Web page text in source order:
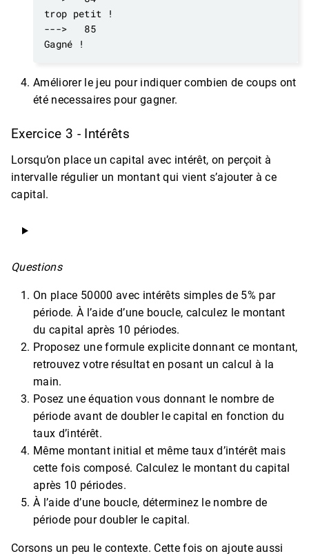
--->   85
Améliorer le jeu pour indiquer combien de coups ont
été necessaires pour gagner.
Exercice 3 - Intérêts
Lorsqu’on place un capital avec intérêt, on perçoit à
intervalle régulier un montant qui vient s’ajouter à ce
capital.
Questions
On place 50000 avec intérêts simples de 5% par
période. À l’aide d’une boucle, calculez le montant
du capital après 10 périodes.
Proposez une formule explicite donnant ce montant,
retrouvez votre résultat en posant un calcul à la
main.
Posez une équation vous donnant le nombre de
période avant de doubler le capital en fonction du
taux d’intérêt.
Même montant initial et même taux d’intérêt mais
cette fois composé. Calculez le montant du capital
après 10 périodes.
À l’aide d’une boucle, déterminez le nombre de
période pour doubler le capital.
Corsons un peu le contexte. Cette fois on ajoute aussi